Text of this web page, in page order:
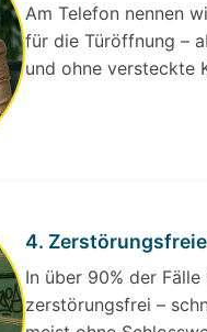
Am Telefon nennen
für die Türöffnung –
und ohne versteckte
4.
In über 90% der
zerstörungsfrei –